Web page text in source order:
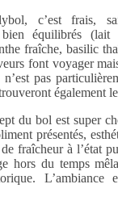
c’est frais,
bien équilibrés
fraîche, basilic
font voyager
pas
également
du bol est super
présentés,
fraîcheur à l’état
hors du temps
L’ambiance